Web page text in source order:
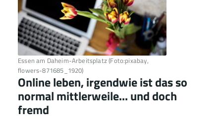
Essen am Daheim-Arbeitsplatz (Foto:pixabay,
flowers-871685_1920)
Online leben, irgendwie ist das so
normal mittlerweile... und doch
fremd